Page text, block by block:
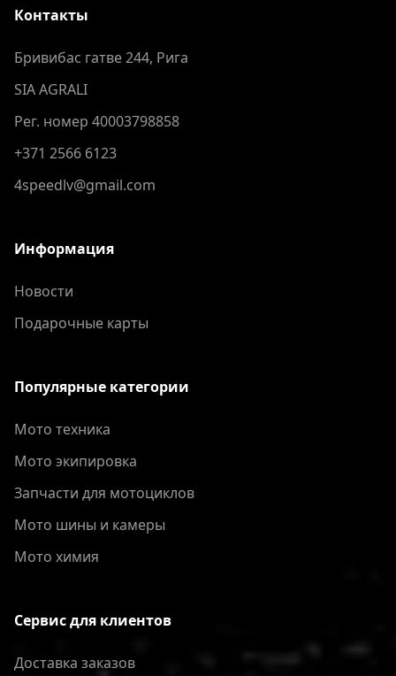
Контакты
Бривибас гатве 244, Рига
SIA AGRALI
Рег. номер 40003798858
+371 2566 6123
4speedlv@gmail.com
Информация
Новости
Подарочные карты
Популярные категории
Мото техника
Мото экипировка
Запчасти для мотоциклов
Мото шины и камеры
Мото химия
Сервис для клиентов
Доставка заказов